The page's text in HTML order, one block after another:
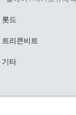
롯드
트리콘비트
기타